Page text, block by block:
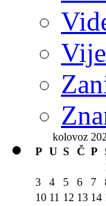
kolovoz
P U S Č P
3
4 5 6 7
10 11 12 13 14